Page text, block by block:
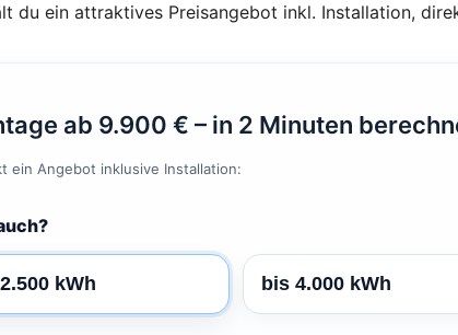
du ein attraktives Preisangebot inkl. Installation,
ab 9.900 € – in 2 Minuten
ein Angebot inklusive Installation:
kWh bis 4.000 kWh